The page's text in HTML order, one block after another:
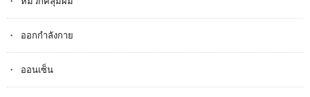
ออกกำลังกาย
ออนเซ็น